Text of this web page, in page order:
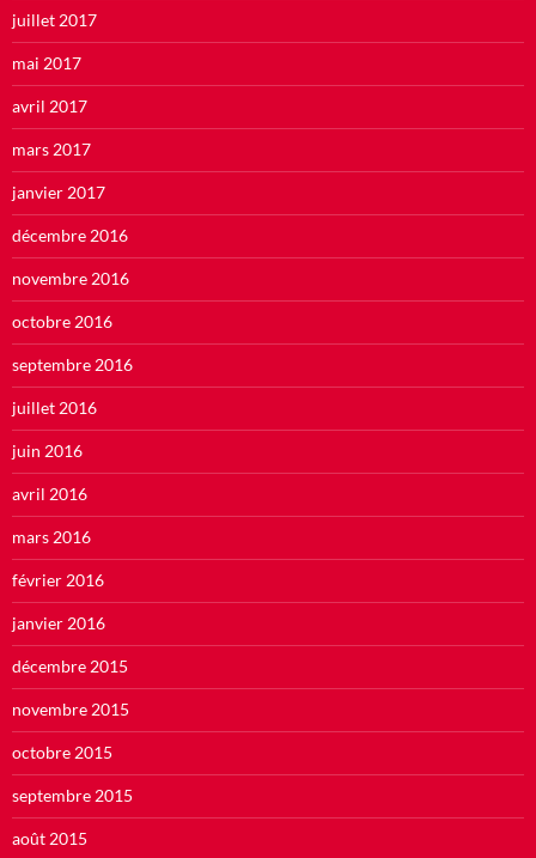
juillet 2017
mai 2017
avril 2017
mars 2017
janvier 2017
décembre 2016
novembre 2016
octobre 2016
septembre 2016
juillet 2016
juin 2016
avril 2016
mars 2016
février 2016
janvier 2016
décembre 2015
novembre 2015
octobre 2015
septembre 2015
août 2015